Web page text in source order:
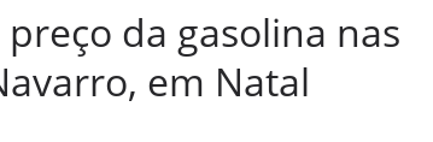
da gasolina nas
em Natal